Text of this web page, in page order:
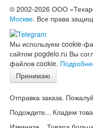
© 2002-2026 ООО
Москве. Все права
Мы используем cookie-
сайтом pogdelo.ru Вы
файлов cookie.
Принимаю
Отправка заказа.
Подождите... Кладем